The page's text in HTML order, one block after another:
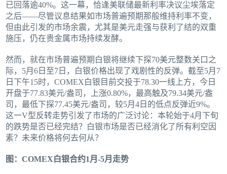
已回落逾40%。这一幕，恰逢美联储最新利率决议尘埃落定
之后——尽管议息结果如市场普遍预期那般维持利率不变，
但由此引发的市场余震，尤其是美元走强与获利了结的双重
施压，仍在贵金属市场持续发酵。
然而，就在市场普遍预期白银将继续下探70美元整数关口之
际，5月6日至7日，白银价格出现了戏剧性的反弹。截至5月7
日下午15时，COMEX白银目前交投于78.30一线上方，今日
开盘于77.83美元/盎司，上涨0.80%，最高触及79.34美元/盎
司，最低下探77.45美元/盎司，较5月4日的低点反弹近9%。
这一V型反转走势引发了市场的广泛讨论：本轮始于4月下旬
的跌势是否已经完结？白银市场是否已经消化了所有利空因
素？未来价格将何去何从？
图：COMEX白银合约1月-5月走势